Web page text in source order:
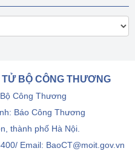
BỘ CÔNG THƯƠNG
Công Thương
Báo Công Thương
thành phố Hà Nội.
Email: BaoCT@moit.gov.vn